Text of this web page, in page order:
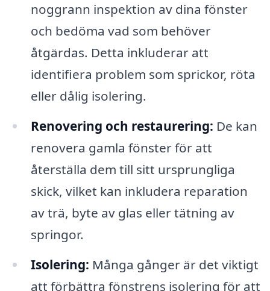
noggrann inspektion av dina fönster
och bedöma vad som behöver
åtgärdas. Detta inkluderar att
identifiera problem som sprickor, röta
eller dålig isolering.
Renovering och restaurering: De kan
renovera gamla fönster för att
återställa dem till sitt ursprungliga
skick, vilket kan inkludera reparation
av trä, byte av glas eller tätning av
springor.
Isolering: Många gånger är det viktigt
att förbättra fönstrens isolering för att